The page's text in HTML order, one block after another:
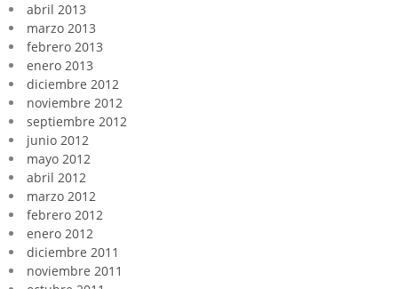
abril 2013
marzo 2013
febrero 2013
enero 2013
diciembre 2012
noviembre 2012
septiembre 2012
junio 2012
mayo 2012
abril 2012
marzo 2012
febrero 2012
enero 2012
diciembre 2011
noviembre 2011